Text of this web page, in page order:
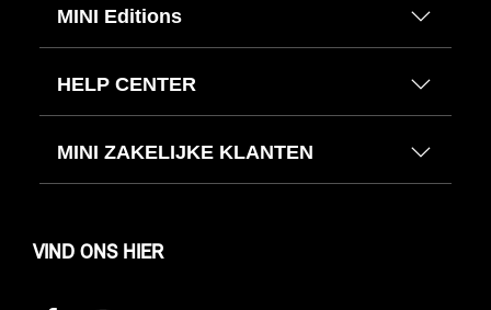
MINI Editions
HELP CENTER
MINI ZAKELIJKE KLANTEN
VIND ONS HIER